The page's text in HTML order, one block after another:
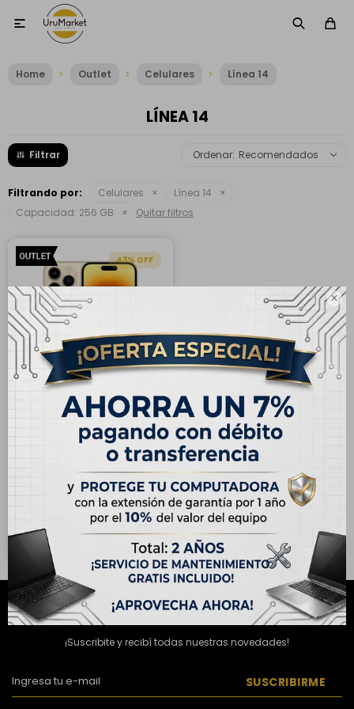


Home Outlet Celulares Línea 14
LÍNEA 14
Recomendados
Filtrando por: Celulares
Línea 14
Capacidad: 256 GB Quitar filtros
43
OUTLET - Apple iPhone 14
Pro 256GB - Oro
USD 675,00
USD 1.199,00
Hasta en 12 cuotas de
¡Suscribite y recibí todas nuestras novedades!
SUSCRIBIRME